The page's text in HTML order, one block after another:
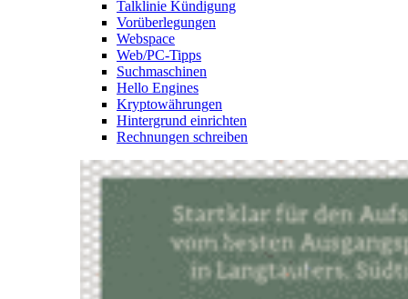
Talklinie Kündigung
Vorüberlegungen
Webspace
Web/PC-Tipps
Suchmaschinen
Hello Engines
Kryptowährungen
Hintergrund einrichten
Rechnungen schreiben